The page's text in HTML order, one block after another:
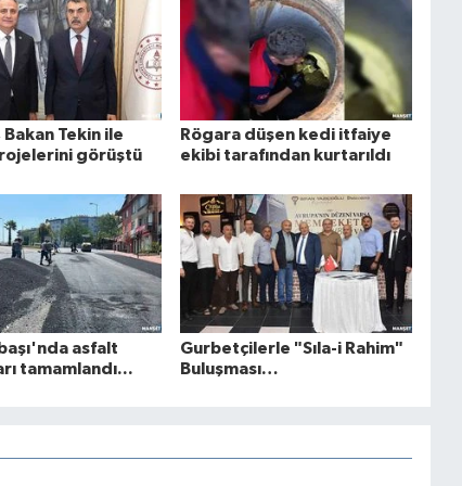
Tekin ile
görüştü
Rögara düşen kedi itfaiye
ekibi tarafından kurtarıldı
asfalt
tamamlandı...
Gurbetçilerle "Sıla-i Rahim"
Buluşması…